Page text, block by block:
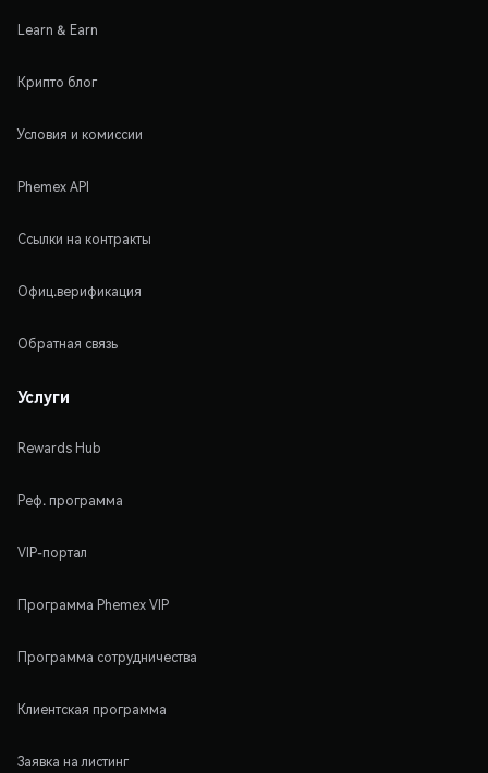
Learn & Earn
Крипто блог
Условия и комиссии
Phemex API
Ссылки на контракты
Офиц.верификация
Обратная связь
Услуги
Rewards Hub
Реф. программа
VIP-портал
Программа Phemex VIP
Программа сотрудничества
Клиентская программа
Заявка на листинг